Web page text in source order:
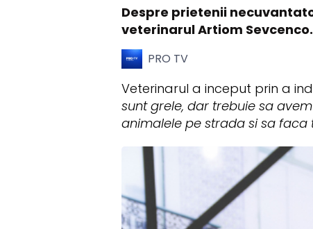
Despre prietenii
veterinarul Artiom Sevcenco.
PRO TV
Veterinarul a inceput prin a
sunt grele, dar trebuie sa
animalele pe strada si sa faca